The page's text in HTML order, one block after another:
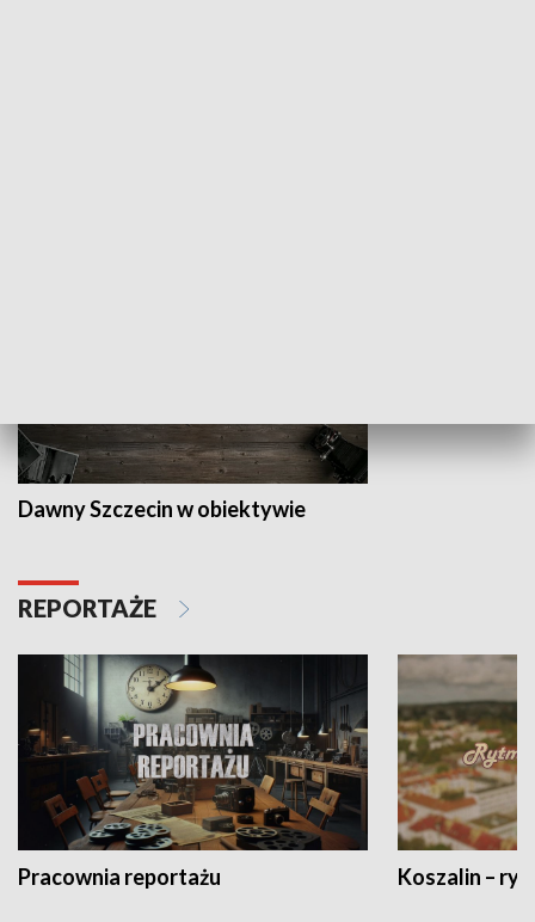
Dawny Szczecin w obiektywie
REPORTAŻE
Pracownia reportażu Koszalin –